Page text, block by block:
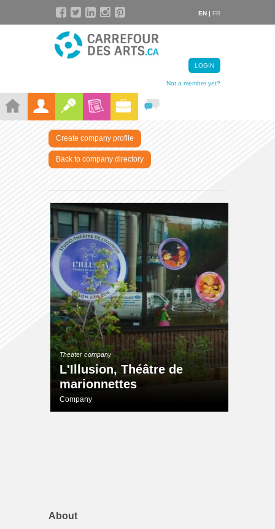
EN | FR
LOGIN
Not a member yet?
Create company profile
Back to company directory
Theater company
L'Illusion, Théâtre de
marionnettes
Company
About